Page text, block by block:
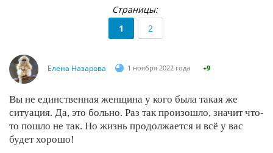
Страницы:
1
2
Елена Назарова 1 ноября 2022 года +9
Вы не единственная женщина у кого была такая же
ситуация. Да, это больно. Раз так произошло, значит что-
то пошло не так. Но жизнь продолжается и всё у вас
будет хорошо!